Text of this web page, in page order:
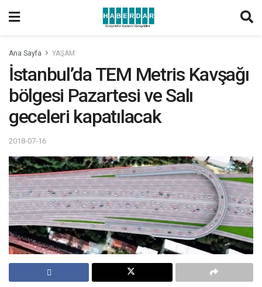
Ana Sayfa YAŞAM
İstanbul’da TEM Metris Kavşağı
bölgesi Pazartesi ve Salı
geceleri kapatılacak
2018-07-16